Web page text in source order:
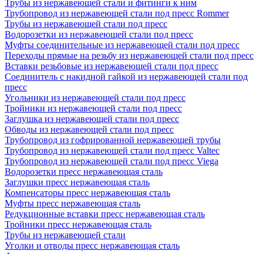
Трубы из нержавеющей стали и фитинги к ним
Трубопровод из нержавеющей стали под пресс Rommer
Трубы из нержавеющей стали под пресс
Водорозетки из нержавеющей стали под пресс
Муфты соединительные из нержавеющей стали под пресс
Переходы прямые на резьбу из нержавеющей стали под пресс
Вставки резьбовые из нержавеющей стали под пресс
Соединитель с накидной гайкой из нержавеющей стали под
пресс
Угольники из нержавеющей стали под пресс
Тройники из нержавеющей стали под пресс
Заглушка из нержавеющей стали под пресс
Обводы из нержавеющей стали под пресс
Трубопровод из гофрированной нержавеющей трубы
Трубопровод из нержавеющей стали под пресс Valtec
Трубопровод из нержавеющей стали под пресс Viega
Водорозетки пресс нержавеющая сталь
Заглушки пресс нержавеющая сталь
Компенсаторы пресс нержавеющая сталь
Муфты пресс нержавеющая сталь
Редукционные вставки пресс нержавеющая сталь
Тройники пресс нержавеющая сталь
Трубы из нержавеющей стали
Уголки и отводы пресс нержавеющая сталь